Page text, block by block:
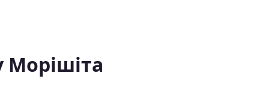
Морішіта